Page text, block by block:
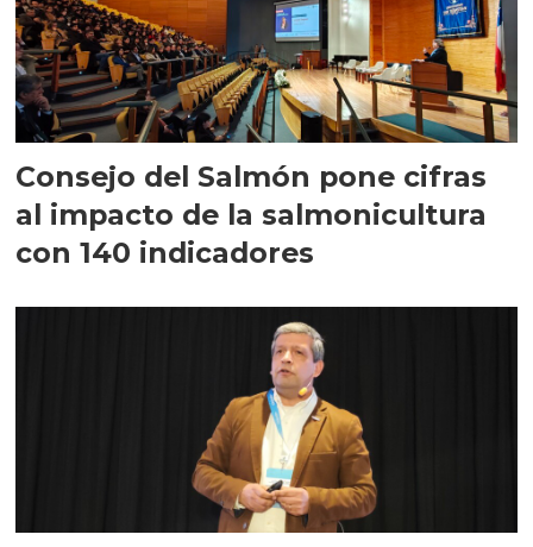
Consejo del Salmón pone cifras
al impacto de la salmonicultura
con 140 indicadores